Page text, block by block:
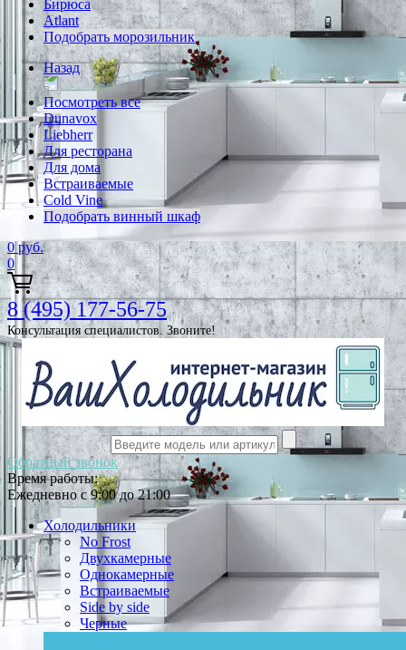
Бирюса
Atlant
Подобрать морозильник
Назад
Посмотреть все
Dunavox
Liebherr
Для ресторана
Для дома
Встраиваемые
Cold Vine
Подобрать винный шкаф
0 руб.
0
8 (495) 177-56-75
Консультация специалистов. Звоните!
Обратный звонок
Время работы:
Ежедневно с 9:00 до 21:00
Холодильники
No Frost
Двухкамерные
Однокамерные
Встраиваемые
Side by side
Черные